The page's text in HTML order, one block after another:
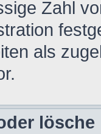
Zahl
als